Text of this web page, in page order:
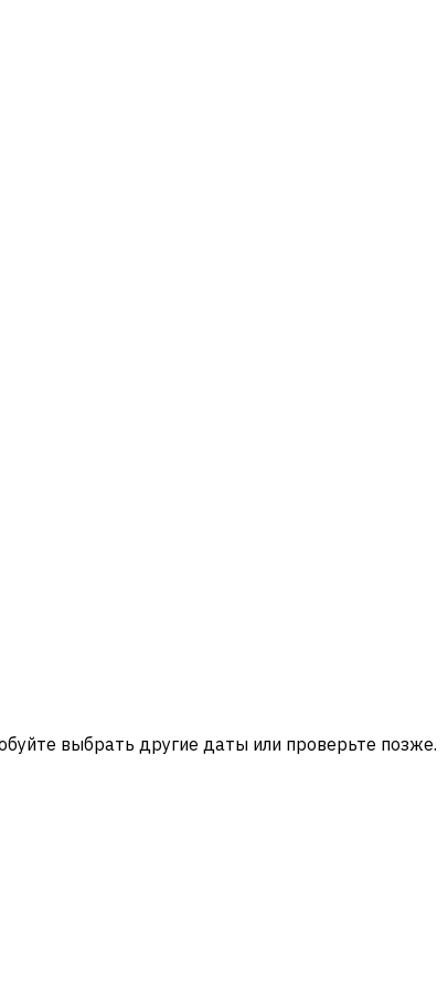
выбрать другие даты или проверьте позже.